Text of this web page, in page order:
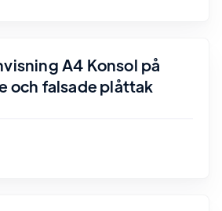
A4 Konsol på
och falsade plåttak